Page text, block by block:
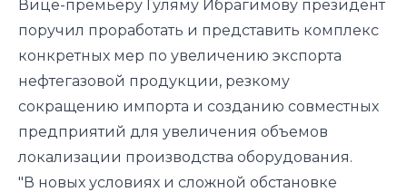
Вице-премьеру Гуляму Ибрагимову президент
поручил проработать и представить комплекс
конкретных мер по увеличению экспорта
нефтегазовой продукции, резкому
сокращению импорта и созданию совместных
предприятий для увеличения объемов
локализации производства оборудования.
"В новых условиях и сложной обстановке